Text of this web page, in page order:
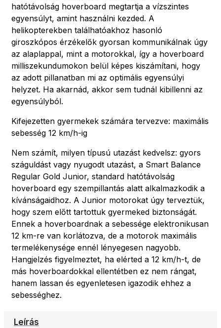
hatótávolság hoverboard megtartja a vízszintes
egyensúlyt, amint használni kezded. A
helikopterekben találhatóakhoz hasonló
giroszkópos érzékelők gyorsan kommunikálnak úgy
az alaplappal, mint a motorokkal, így a hoverboard
milliszekundumokon belül képes kiszámítani, hogy
az adott pillanatban mi az optimális egyensúlyi
helyzet. Ha akarnád, akkor sem tudnál kibillenni az
egyensúlyból.
Kifejezetten gyermekek számára tervezve: maximális
sebesség 12 km/h-ig
Nem számít, milyen típusú utazást kedvelsz: gyors
száguldást vagy nyugodt utazást, a Smart Balance
Regular Gold Junior, standard hatótávolság
hoverboard egy szempillantás alatt alkalmazkodik a
kívánságaidhoz. A Junior motorokat úgy terveztük,
hogy szem előtt tartottuk gyermeked biztonságát.
Ennek a hoverboardnak a sebessége elektronikusan
12 km-re van korlátozva, de a motorok maximális
termelékenysége ennél lényegesen nagyobb.
Hangjelzés figyelmeztet, ha elérted a 12 km/h-t, de
más hoverboardokkal ellentétben ez nem rángat,
hanem lassan és egyenletesen igazodik ehhez a
sebességhez.
Leírás